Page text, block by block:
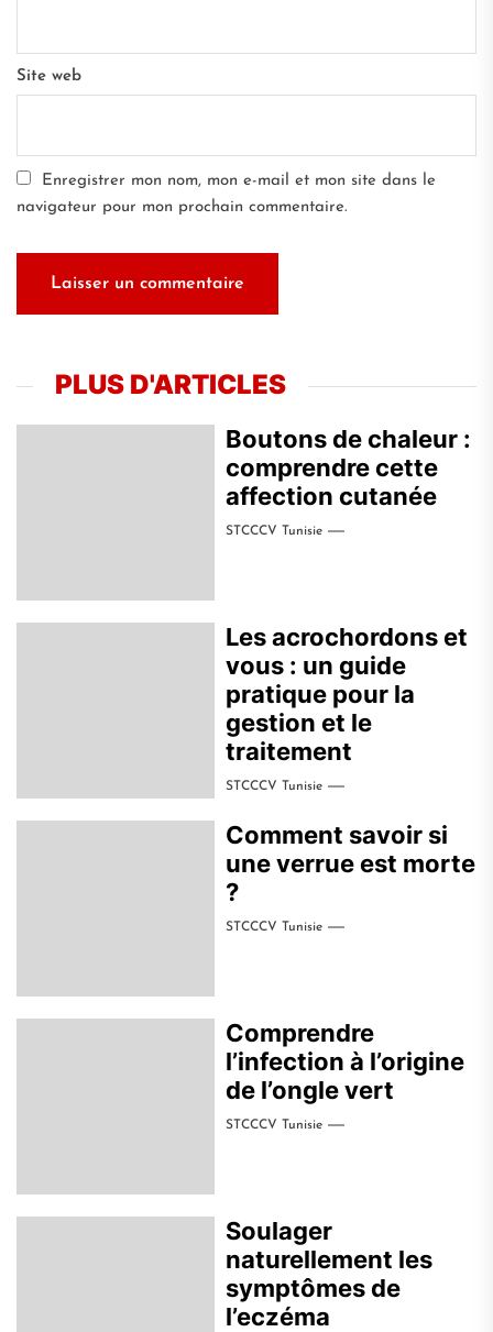
Site web
Enregistrer mon nom, mon e-mail et mon site dans le
navigateur pour mon prochain commentaire.
PLUS D'ARTICLES
Boutons de chaleur :
comprendre cette
affection cutanée
STCCCV Tunisie
Les acrochordons et
vous : un guide
pratique pour la
gestion et le
traitement
STCCCV Tunisie
Comment savoir si
une verrue est morte
?
STCCCV Tunisie
Comprendre
l’infection à l’origine
de l’ongle vert
STCCCV Tunisie
Soulager
naturellement les
symptômes de
l’eczéma